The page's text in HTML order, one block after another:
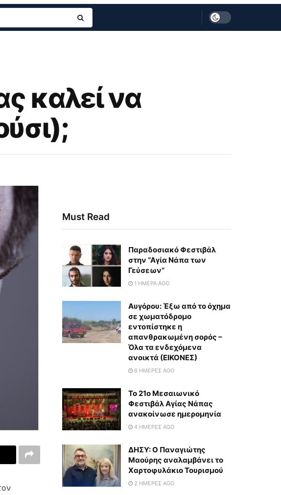
καλεί να
Must Read
Παραδοσιακό Φεστιβάλ
στην “Αγία Νάπα των
Γεύσεων”
1 ΗΜΈΡΑ AGO
Αυγόρου: Έξω από το όχημα
σε χωματόδρομο
εντοπίστηκε η
απανθρακωμένη σορός –
Όλα τα ενδεχόμενα
ανοικτά (ΕΙΚΟΝΕΣ)
6 ΗΜΈΡΕΣ AGO
To 21ο Μεσαιωνικό
Φεστιβάλ Αγίας Νάπας
ανακοίνωσε ημερομηνία
4 ΗΜΈΡΕΣ AGO
ΔΗΣΥ: Ο Παναγιώτης
Μαούρης αναλαμβάνει το
Χαρτοφυλάκιο Τουρισμού
2 ΗΜΈΡΕΣ AGO